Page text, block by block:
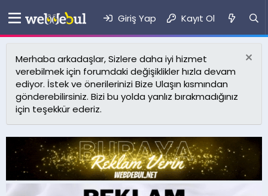
Giriş Yap Kayıt Ol
Merhaba arkadaşlar, Sizlere daha iyi hizmet
verebilmek için forumdaki değişiklikler hızla devam
ediyor. İstek ve önerilerinizi Bize Ulaşın kısmından
gönderebilirsiniz. Bizi bu yolda yanlız bırakmadığınız
için teşekkür ederiz.